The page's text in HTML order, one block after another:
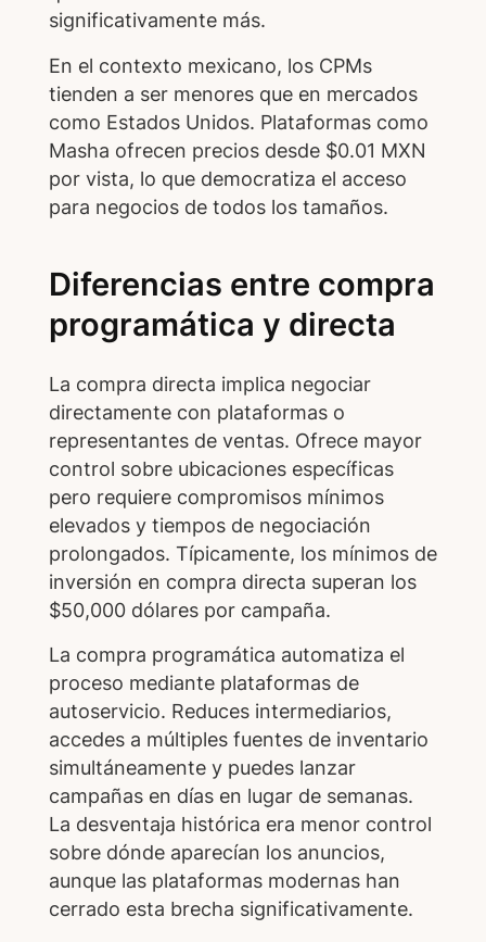
significativamente más.
En el contexto mexicano, los CPMs
tienden a ser menores que en mercados
como Estados Unidos. Plataformas como
Masha ofrecen precios desde $0.01 MXN
por vista, lo que democratiza el acceso
para negocios de todos los tamaños.
Diferencias entre compra
programática y directa
La compra directa implica negociar
directamente con plataformas o
representantes de ventas. Ofrece mayor
control sobre ubicaciones específicas
pero requiere compromisos mínimos
elevados y tiempos de negociación
prolongados. Típicamente, los mínimos de
inversión en compra directa superan los
$50,000 dólares por campaña.
La compra programática automatiza el
proceso mediante plataformas de
autoservicio. Reduces intermediarios,
accedes a múltiples fuentes de inventario
simultáneamente y puedes lanzar
campañas en días en lugar de semanas.
La desventaja histórica era menor control
sobre dónde aparecían los anuncios,
aunque las plataformas modernas han
cerrado esta brecha significativamente.